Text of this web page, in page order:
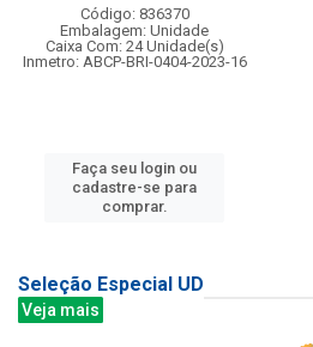
Código: 836370
Embalagem: Unidade
Caixa Com: 24 Unidade(s)
Inmetro: ABCP-BRI-0404-2023-16
Faça seu login ou
cadastre-se para
comprar.
Seleção Especial UD
Veja mais